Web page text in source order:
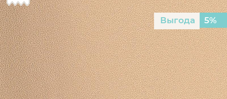
Выгода 5%